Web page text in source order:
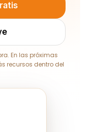
En las próximas
recursos dentro del